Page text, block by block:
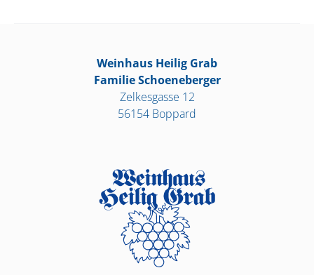
Weinhaus Heilig Grab
Familie Schoeneberger
Zelkesgasse 12
56154 Boppard